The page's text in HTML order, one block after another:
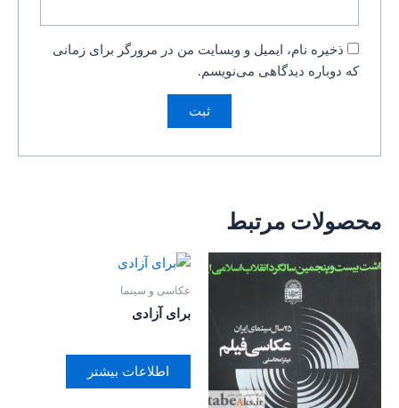
ذخیره نام، ایمیل و وبسایت من در مرورگر برای زمانی
که دوباره دیدگاهی می‌نویسم.
محصولات مرتبط
عکاسی و سینما
برای آزادی
اطلاعات بیشتر